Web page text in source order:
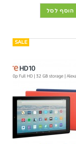
הוסף לסל
SALE